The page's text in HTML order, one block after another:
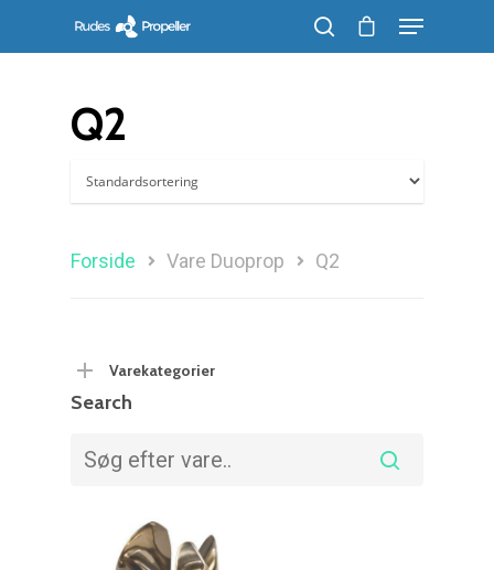
Søg efter et produkt, og tryk på enter
Q2
Forside Vare Duoprop Q2
Varekategorier
Search